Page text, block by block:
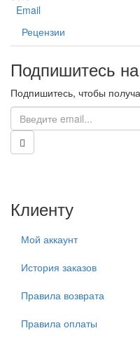
Email
Рецензии
Подпишитесь
Подпишитесь, чтобы
Клиенту
Мой аккаунт
История заказов
Правила возврата
Правила оплаты